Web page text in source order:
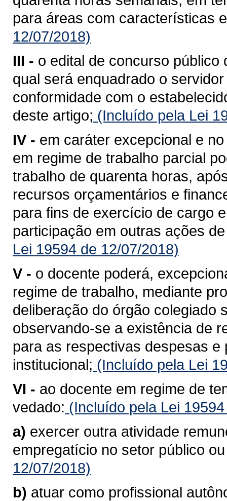
para áreas com características
12/07/2018)
III - o edital de concurso público
qual será enquadrado o
conformidade com o
deste artigo; (Incluído pela Lei
IV - em caráter excepcional e
em regime de trabalho parcial
trabalho de quarenta horas,
recursos orçamentários e
para fins de exercício de cargo
participação em outras ações
Lei 19594 de 12/07/2018)
V - o docente poderá,
regime de trabalho, mediante
deliberação do órgão colegiado
observando-se a existência de
para as respectivas despesas
institucional; (Incluído pela Lei
VI - ao docente em regime de
vedado: (Incluído pela Lei
a) exercer outra atividade
empregatício no setor público
12/07/2018)
b) atuar como profissional